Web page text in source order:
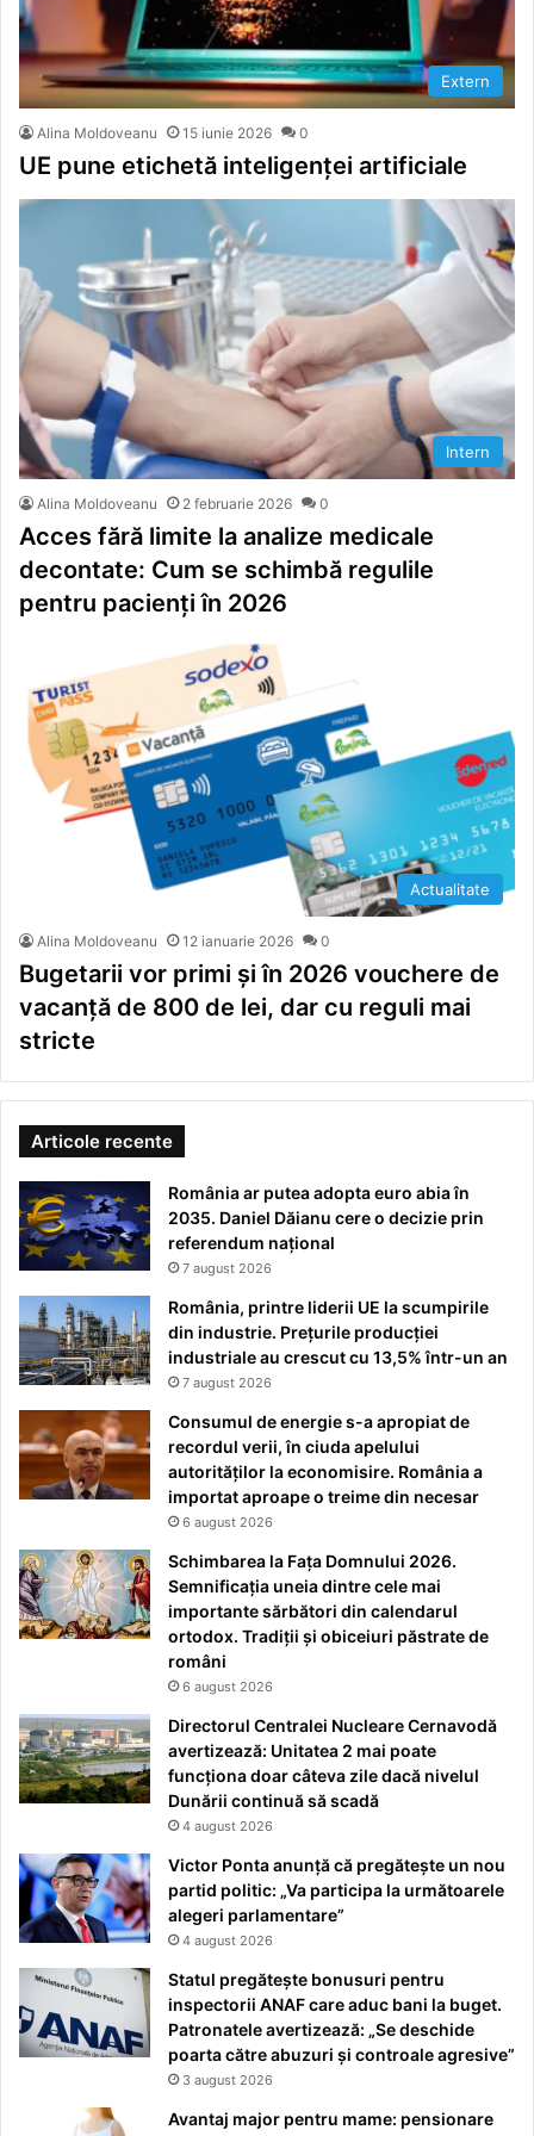
Extern
Alina Moldoveanu 15 iunie 2026 0
UE pune etichetă inteligenței artificiale
Intern
Alina Moldoveanu 2 februarie 2026 0
Acces fără limite la analize medicale
decontate: Cum se schimbă regulile
pentru pacienți în 2026
Actualitate
Alina Moldoveanu 12 ianuarie 2026 0
Bugetarii vor primi și în 2026 vouchere de
vacanță de 800 de lei, dar cu reguli mai
stricte
Articole recente
România ar putea adopta euro abia în
2035. Daniel Dăianu cere o decizie prin
referendum național
7 august 2026
România, printre liderii UE la scumpirile
din industrie. Prețurile producției
industriale au crescut cu 13,5% într-un an
7 august 2026
Consumul de energie s-a apropiat de
recordul verii, în ciuda apelului
autorităților la economisire. România a
importat aproape o treime din necesar
6 august 2026
Schimbarea la Fața Domnului 2026.
Semnificația uneia dintre cele mai
importante sărbători din calendarul
ortodox. Tradiții și obiceiuri păstrate de
români
6 august 2026
Directorul Centralei Nucleare Cernavodă
avertizează: Unitatea 2 mai poate
funcționa doar câteva zile dacă nivelul
Dunării continuă să scadă
4 august 2026
Victor Ponta anunță că pregătește un nou
partid politic: „Va participa la următoarele
alegeri parlamentare”
4 august 2026
Statul pregătește bonusuri pentru
inspectorii ANAF care aduc bani la buget.
Patronatele avertizează: „Se deschide
poarta către abuzuri și controale agresive”
3 august 2026
Avantaj major pentru mame: pensionare